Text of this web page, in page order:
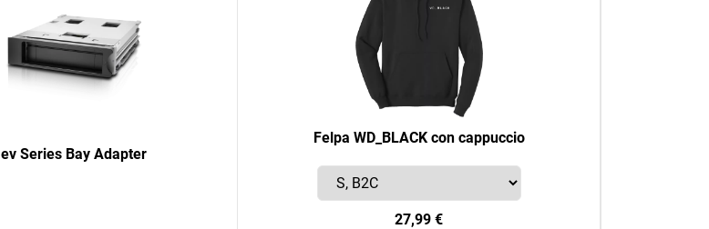
ev Series Bay Adapter
Felpa WD_BLACK con cappuccio
27,99 €